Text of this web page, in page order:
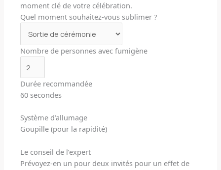
moment clé de votre célébration.
Quel moment souhaitez-vous sublimer ?
Nombre de personnes avec fumigène
Durée recommandée
60 secondes
Système d’allumage
Goupille (pour la rapidité)
Le conseil de l’expert
Prévoyez-en un pour deux invités pour un effet de